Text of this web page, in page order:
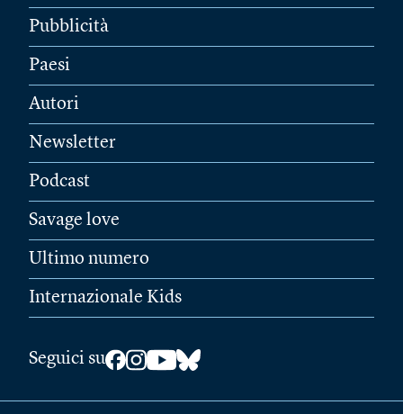
Pubblicità
Paesi
Autori
Newsletter
Podcast
Savage love
Ultimo numero
Internazionale Kids
Seguici su